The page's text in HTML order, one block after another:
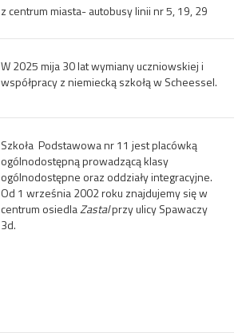
z centrum miasta- autobusy linii nr 5, 19, 29
W 2025 mija 30 lat wymiany uczniowskiej i
współpracy z niemiecką szkołą w Scheessel.
Szkoła Podstawowa nr 11 jest placówką
ogólnodostępną prowadzącą klasy
ogólnodostępne oraz oddziały integracyjne.
Od 1 września 2002 roku znajdujemy się w
centrum osiedlaZastalprzy ulicy Spawaczy
3d.